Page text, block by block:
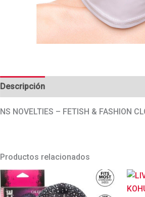
Descripción
NS NOVELTIES – FETISH & FASHION
Productos relacionados